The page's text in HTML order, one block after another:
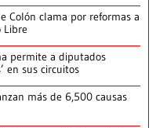
Colón clama por reformas a
Libre
permite a diputados
en sus circuitos
más de 6,500 causas